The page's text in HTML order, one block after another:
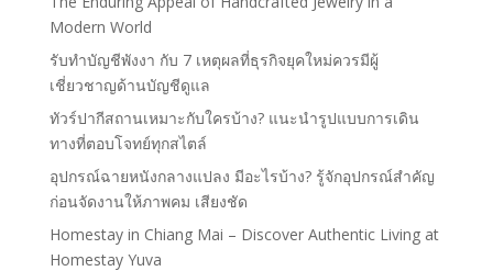
Modern World
รับทำบัญชีพังงา กับ 7 เหตุผลที่ธุรกิจยุคใหม่ควรมีผู้
เชี่ยวชาญด้านบัญชีดูแล
ทัวร์ปากีสถานเหมาะกับใครบ้าง? แนะนำรูปแบบการเดิน
ทางที่ตอบโจทย์ทุกสไตล์
อุปกรณ์ฉายหนังกลางแปลง มีอะไรบ้าง? รู้จักอุปกรณ์สำคัญ
ก่อนจัดงานให้ภาพคม เสียงชัด
Homestay in Chiang Mai – Discover Authentic Living at
Homestay Yuva